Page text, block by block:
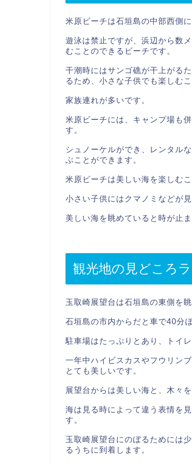
米原ビーチは石垣島の中部西側
遊泳は禁止ですが、浜辺から数
むことのできるビーチです。
干潮時にはサンゴ礁が干上がる
るため、小さな子供でも楽しむ
家族連れが多いです。
米原ビーチには、キャンプ場も
す。
シュノーケルができ、レンタル
ぶことができます。
米原ビーチは美しい海を楽しむ
小さい子供にはクマノミなどが
美しい海を眺めていると時が止
観光地の見どころ
玉取崎展望台は石垣島の東側を
石垣島の市内からだと車で40分
駐車場はたっぷりとあり、トイ
一年中ハイビスカスやフウリン
とても美しいです。
展望台からは美しい海と、木々
海は見る時によって違う表情を
す。
玉取崎展望台にのぼるためには
るうちに到着します。